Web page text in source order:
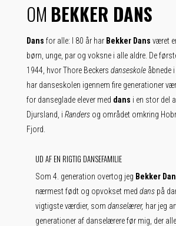
OM BEKKER DANS
Dans for alle: I 80 år har Bekker Dans været
børn, unge, par og voksne i alle aldre. De
1944, hvor Thore Beckers danseskoleåbnede i
har danseskolen igennem fire generationer
for danseglade elever med dans i en stor del
Djursland, i Randersog området omkring
Fjord.
UD AF EN RIGTIG DANSEFAMILIE
Som 4. generation overtog jeg Bekker
nærmest født og opvokset med danspå
vigtigste værdier, som danselærer, har jeg
generationer af danselærere før mig, der